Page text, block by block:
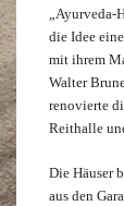
die Idee
mit ihrem
Walter
renovierte
Reithalle
Die Häuser
aus den